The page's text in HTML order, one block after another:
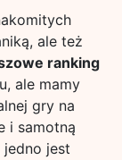
ale też
ranking
ale mamy
gry na
i samotną
jest